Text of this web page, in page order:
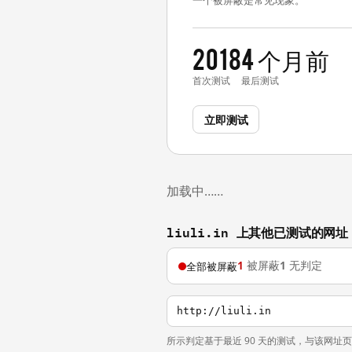
2018
首次测试
4 个月前
最后测试
立即测试
加载中……
liuli.in 上其他已测试的网址
全部被屏蔽1 被屏蔽1 无判定
http://liuli.in
所示判定基于最近 90 天的测试，与该网址页